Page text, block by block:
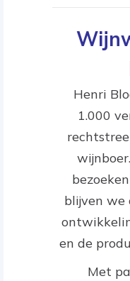
Henri
1.000
blijven we
en de
Met